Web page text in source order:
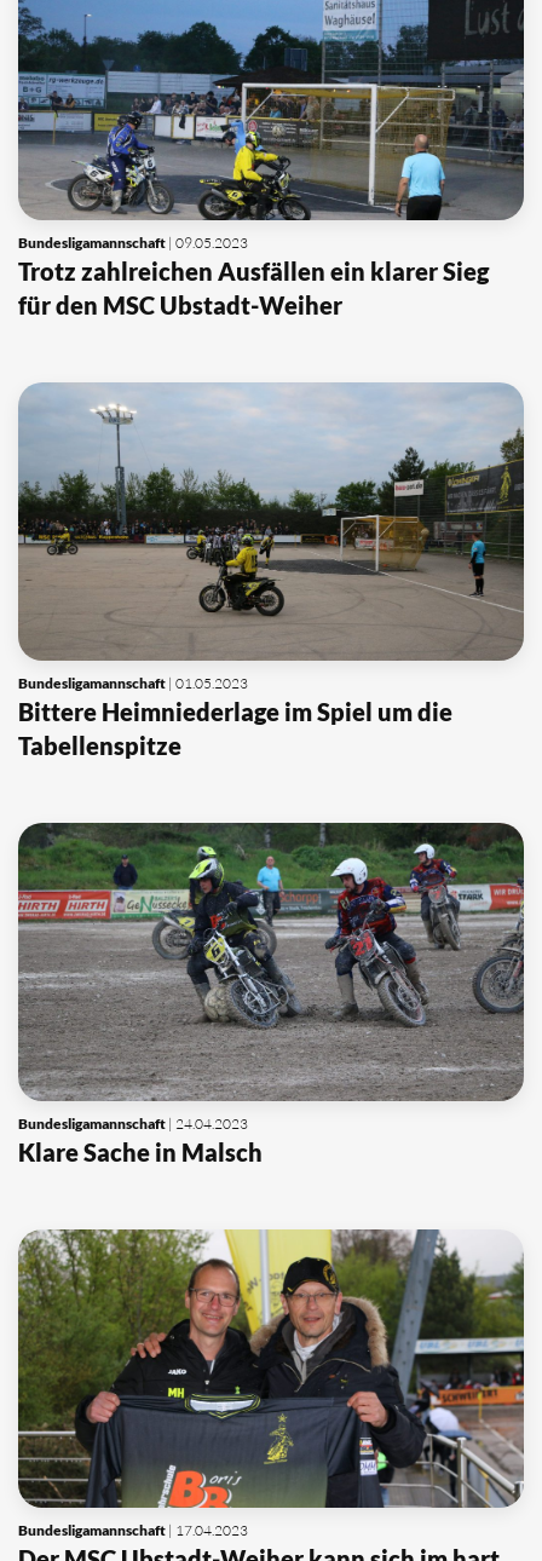
Bundesligamannschaft | 09.05.2023
Trotz zahlreichen Ausfällen ein klarer Sieg
für den MSC Ubstadt-Weiher
Bundesligamannschaft | 01.05.2023
Bittere Heimniederlage im Spiel um die
Tabellenspitze
Bundesligamannschaft | 24.04.2023
Klare Sache in Malsch
Bundesligamannschaft | 17.04.2023